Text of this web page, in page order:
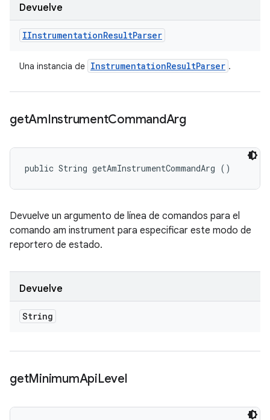
Devuelve
IInstrumentationResultParser
Una instancia de InstrumentationResultParser .
getAmInstrumentCommandArg
public String getAmInstrumentCommandArg ()
Devuelve un argumento de línea de comandos para el
comando am instrument para especificar este modo de
reportero de estado.
Devuelve
String
getMinimumApiLevel